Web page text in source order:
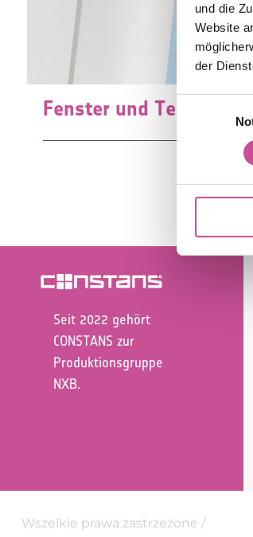
und die
Website
der
Fenster und
Seit 2022 gehört
CONSTANS zur
Produktionsgruppe
NXB.
Wszelkie prawa zastrzeżone /